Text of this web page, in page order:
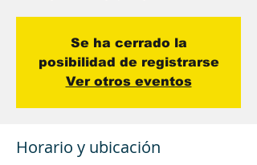
Se ha cerrado la
posibilidad de registrarse
Ver otros eventos
Horario y ubicación